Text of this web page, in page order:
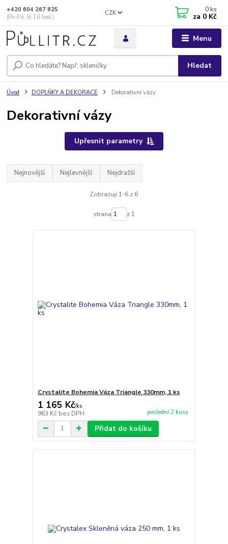
Menu
CZK
Hledat
+420 604 267 825
(Po-Pá, 8-16 hod.)
0 ks
za 0 Kč
Úvod DOPLŇKY A DEKORACE Dekorativní vázy
Dekorativní vázy
Upřesnit parametry
Nejnovější Nejlevnější Nejdražší
Zobrazuji 1-6 z 6
strana z 1
Crystalite Bohemia Váza Triangle 330mm, 1 ks
1 165 Kč/ks
963 Kč bez DPH poslední 2 kusy
Přidat do košíku